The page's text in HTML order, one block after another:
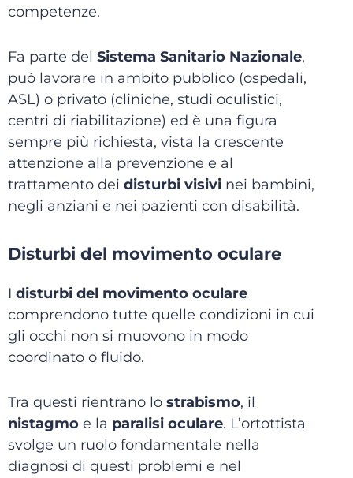
competenze.
Fa parte del Sistema Sanitario Nazionale,
può lavorare in ambito pubblico (ospedali,
ASL) o privato (cliniche, studi oculistici,
centri di riabilitazione) ed è una figura
sempre più richiesta, vista la crescente
attenzione alla prevenzione e al
trattamento dei disturbi visivi nei bambini,
negli anziani e nei pazienti con disabilità.
Disturbi del movimento oculare
I disturbi del movimento oculare
comprendono tutte quelle condizioni in cui
gli occhi non si muovono in modo
coordinato o fluido.
Tra questi rientrano lo strabismo, il
nistagmo e la paralisi oculare. L’ortottista
svolge un ruolo fondamentale nella
diagnosi di questi problemi e nel